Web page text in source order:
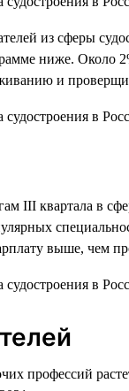
из сферы
ниже. Около
и
III квартала в
выше, чем
профессий